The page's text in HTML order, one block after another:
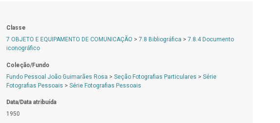
Classe
7 OBJETO E EQUIPAMENTO DE COMUNICAÇÃO > 7.8 Bibliográfica > 7.8.4 Documento
iconográfico
Coleção/Fundo
Fundo Pessoal João Guimarães Rosa > Seção Fotografias Particulares > Série
Fotografias Pessoais > Série Fotografias Pessoais
Data/Data atribuída
1950